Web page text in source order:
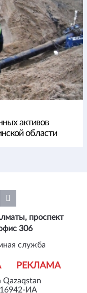
активов
области
ИА
РЕКЛАМА
проспект
306
служба